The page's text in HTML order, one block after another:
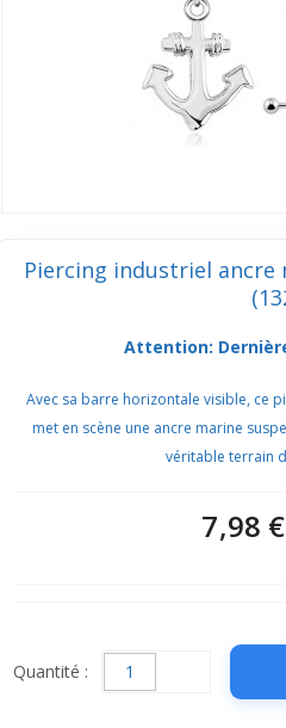
Piercing industriel ancre
Attention:
Avec sa barre horizontale visible, ce
met en scène une ancre marine
véritable terrain
7,98 €
Quantité :